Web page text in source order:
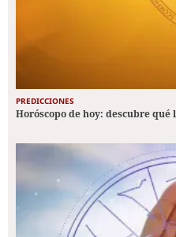
PREDICCIONES
Horóscopo de hoy: descubre qué